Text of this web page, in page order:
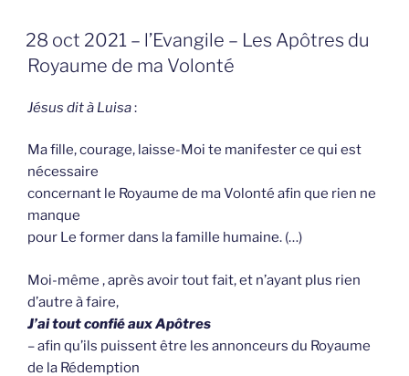
GEPLAATST
OP
28 oct 2021 – l’Evangile – Les Apôtres du
Royaume de ma Volonté
Jésus dit à Luisa:
Ma fille, courage, laisse-Moi te manifester ce qui est
nécessaire
concernant le Royaume de ma Volonté afin que rien ne
manque
pour Le former dans la famille humaine. (…)
Moi-même , après avoir tout fait, et n’ayant plus rien
d’autre à faire,
J’ai tout confié aux Apôtres
– afin qu’ils puissent être les annonceurs du Royaume
de la Rédemption